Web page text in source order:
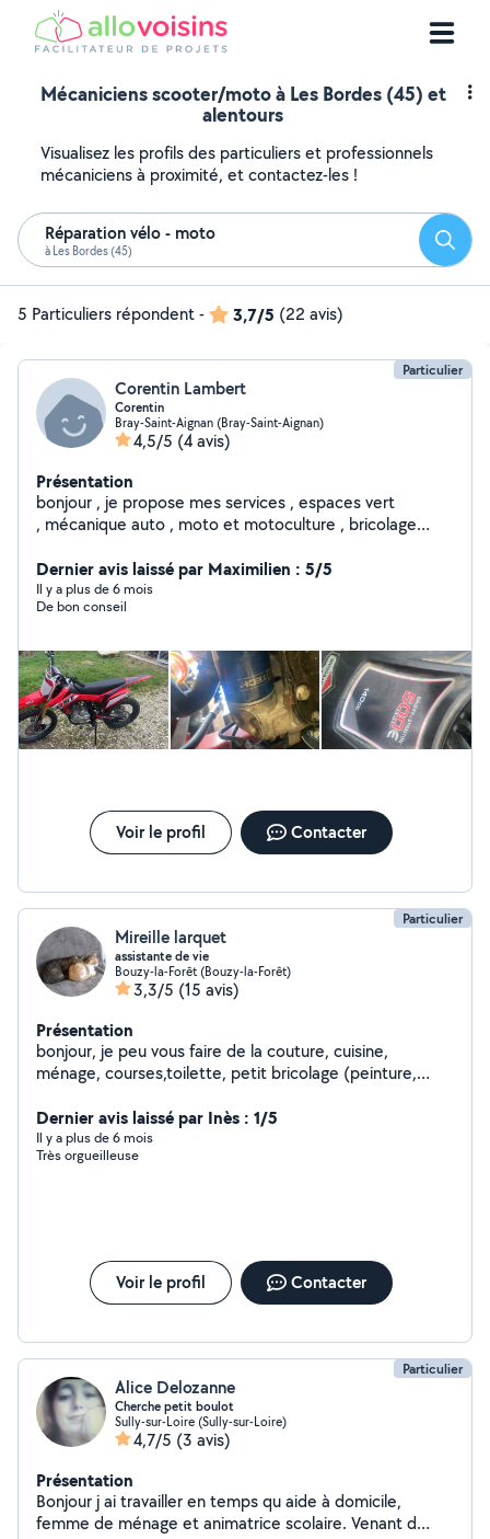
Mécaniciens scooter/moto à Les Bordes (45) et
alentours
Visualisez les profils des particuliers et professionnels
mécaniciens à proximité, et contactez-les !
Réparation vélo - moto
à Les Bordes (45)
5 Particuliers répondent- 3,7/5 (22 avis)
Particulier
Corentin Lambert
Corentin
Bray-Saint-Aignan (Bray-Saint-Aignan)
4,5/5 (4 avis)
Présentation
bonjour , je propose mes services , espaces vert
, mécanique auto , moto et motoculture , bricolage
Dernier avis laissé par Maximilien : 5/5
Il y a plus de 6 mois
De bon conseil
Voir le profil Contacter
Particulier
Mireille larquet
assistante de vie
Bouzy-la-Forêt (Bouzy-la-Forêt)
3,3/5 (15 avis)
Présentation
bonjour, je peu vous faire de la couture, cuisine,
ménage, courses,toilette, petit bricolage (peinture,
demander et vous répondrai ,si je peu vous le faire. A
bientôt
Dernier avis laissé par Inès : 1/5
Il y a plus de 6 mois
Très orgueilleuse
Voir le profil Contacter
Particulier
Alice Delozanne
Cherche petit boulot
Sully-sur-Loire (Sully-sur-Loire)
4,7/5 (3 avis)
Présentation
Bonjour j ai travailler en temps qu aide à domicile,
femme de ménage et animatrice scolaire. Venant d